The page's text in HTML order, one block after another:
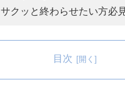
サクッと終わらせたい方必
目次